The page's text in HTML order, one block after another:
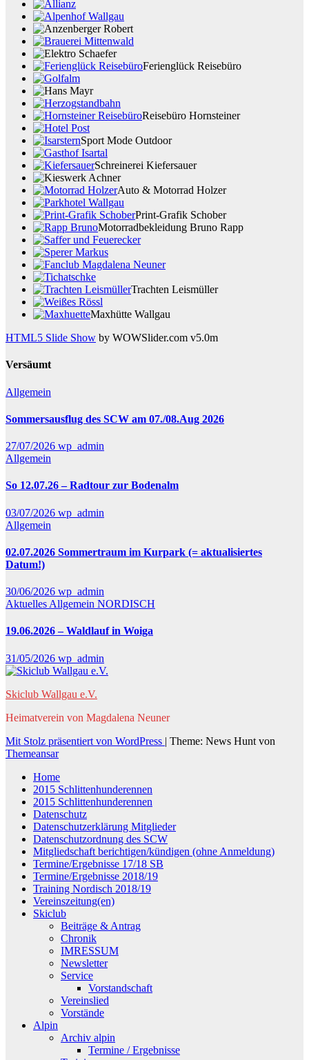
Ferienglück Reisebüro
Reisebüro Hornsteiner
Sport Mode Outdoor
Schreinerei Kiefersauer
Auto & Motorrad Holzer
Print-Grafik Schober
Motorradbekleidung Bruno Rapp
Trachten Leismüller
Maxhütte Wallgau
HTML5 Slide Show by WOWSlider.com v5.0m
Versäumt
Allgemein
Sommersausflug des SCW am 07./08.Aug 2026
27/07/2026 wp_admin
Allgemein
So 12.07.26 – Radtour zur Bodenalm
03/07/2026 wp_admin
Allgemein
02.07.2026 Sommertraum im Kurpark (= aktualisiertes
Datum!)
30/06/2026 wp_admin
Aktuelles Allgemein NORDISCH
19.06.2026 – Waldlauf in Woiga
31/05/2026 wp_admin
Skiclub Wallgau e.V.
Heimatverein von Magdalena Neuner
Mit Stolz präsentiert von WordPress | Theme: News Hunt von
Themeansar
Home
2015 Schlittenhunderennen
2015 Schlittenhunderennen
Datenschutz
Datenschutzerklärung Mitglieder
Datenschutzordnung des SCW
Mitgliedschaft berichtigen/kündigen (ohne Anmeldung)
Termine/Ergebnisse 17/18 SB
Termine/Ergebnisse 2018/19
Training Nordisch 2018/19
Vereinszeitung(en)
Skiclub
Beiträge & Antrag
Chronik
IMRESSUM
Newsletter
Service
Vorstandschaft
Vereinslied
Vorstände
Alpin
Archiv alpin
Termine / Ergebnisse